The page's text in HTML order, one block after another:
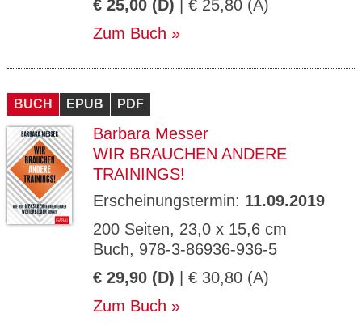
€ 25,00 (D) | € 25,80 (A)
Zum Buch
BUCH EPUB PDF
Barbara Messer
WIR BRAUCHEN ANDERE
TRAININGS!
Erscheinungstermin: 11.09.2019
200 Seiten, 23,0 x 15,6 cm
Buch, 978-3-86936-936-5
€ 29,90 (D) | € 30,80 (A)
Zum Buch